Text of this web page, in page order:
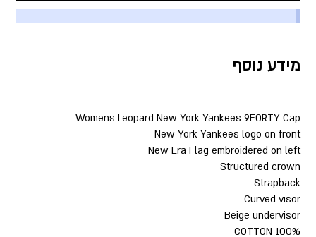
מידע נוסף
Womens Leopard New York Yankees 9FORTY Cap
New York Yankees logo on front
New Era Flag embroidered on left
Structured crown
Strapback
Curved visor
Beige undervisor
100% COTTON